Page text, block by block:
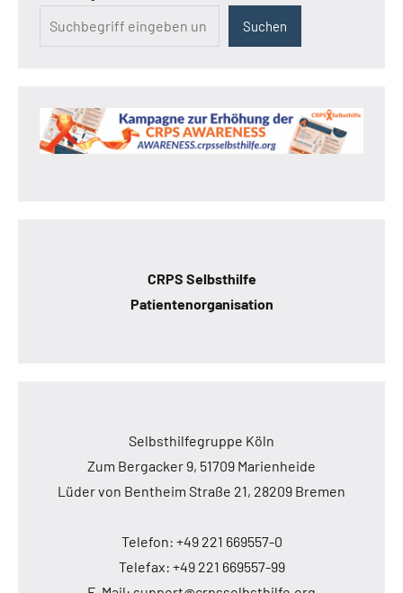
Suchen
CRPS Selbsthilfe
Patientenorganisation
Selbsthilfegruppe Köln
Zum Bergacker 9, 51709 Marienheide
Lüder von Bentheim Straße 21, 28209 Bremen
Telefon: +49 221 669557-0
Telefax: +49 221 669557-99